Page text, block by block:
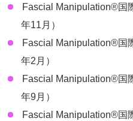
Fascial Manipulation®国
年11月）
Fascial Manipulation®国
年2月）
Fascial Manipulation®国
年9月）
Fascial Manipulation®国